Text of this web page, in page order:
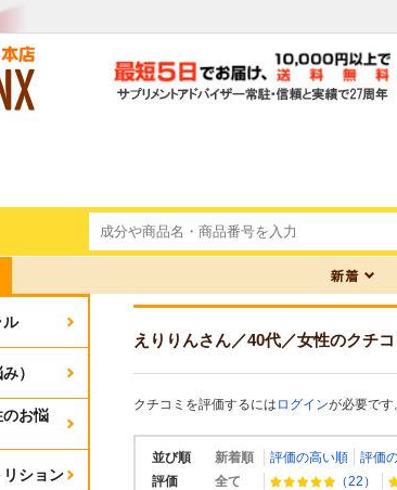
えりりんさん／40代／女性のクチコ
クチコミを評価するには ログインが必要です
並び順 新着順 評価の高い順 評価
評価
全て （22）
ル
）
のお悩
リション